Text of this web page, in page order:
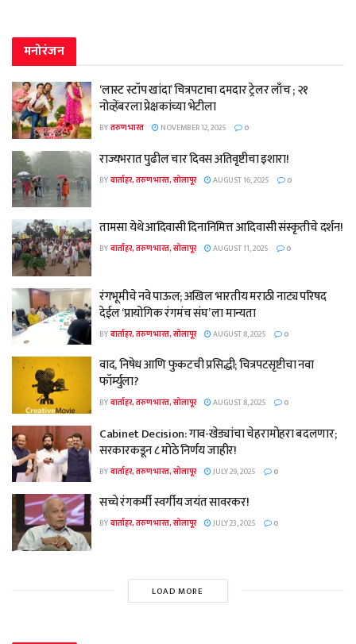
मनोरंजन
‘लास्ट स्टॉप खांदा’ चित्रपटाचा दमदार ट्रेलर लाँच ; २१
नोव्हेंबरला प्रेक्षकांच्या भेटीला
BYतरुण भारत NOVEMBER 12, 2025 0
राज्यभरात पुढील चार दिवस अतिवृष्टीचा इशारा!
BYवार्ताहर, तरुण भारत, सोलापूर AUGUST 16, 2025 0
तामसा येथे आदिवासी दिनानिमित्त आदिवासी संस्कृतीचे दर्शन!
BYवार्ताहर, तरुण भारत, सोलापूर AUGUST 11, 2025 0
रंगभूमीचे नवे पाऊल; अखिल भारतीय मराठी नाट्य परिषद
देईल ‘प्रायोगिक रंगमंच संघ’ ला मान्यता
BYवार्ताहर, तरुण भारत, सोलापूर AUGUST 8, 2025 0
वाद, निषेध आणि फुकटची प्रसिद्धी; चित्रपटसृष्टीचा नवा
फॉर्म्युला?
BYवार्ताहर, तरुण भारत, सोलापूर AUGUST 8, 2025 0
Cabinet Decision: गाव-खेड्यांचा चेहरामोहरा बदलणार;
सरकारकडून ८ मोठे निर्णय जाहीर!
BYवार्ताहर, तरुण भारत, सोलापूर JULY 29, 2025 0
सच्चे रंगकर्मी स्वर्गीय जयंत सावरकर!
BYवार्ताहर, तरुण भारत, सोलापूर JULY 23, 2025 0
LOAD MORE